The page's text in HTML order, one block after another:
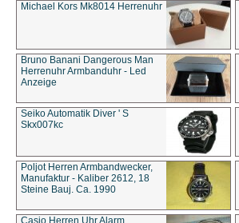
Michael Kors Mk8014 Herrenuhr
Bruno Banani Dangerous Man
Herrenuhr Armbanduhr - Led
Anzeige
Seiko Automatik Diver ' S
Skx007kc
Poljot Herren Armbandwecker,
Manufaktur - Kaliber 2612, 18
Steine Bauj. Ca. 1990
Casio Herren Uhr Alarm